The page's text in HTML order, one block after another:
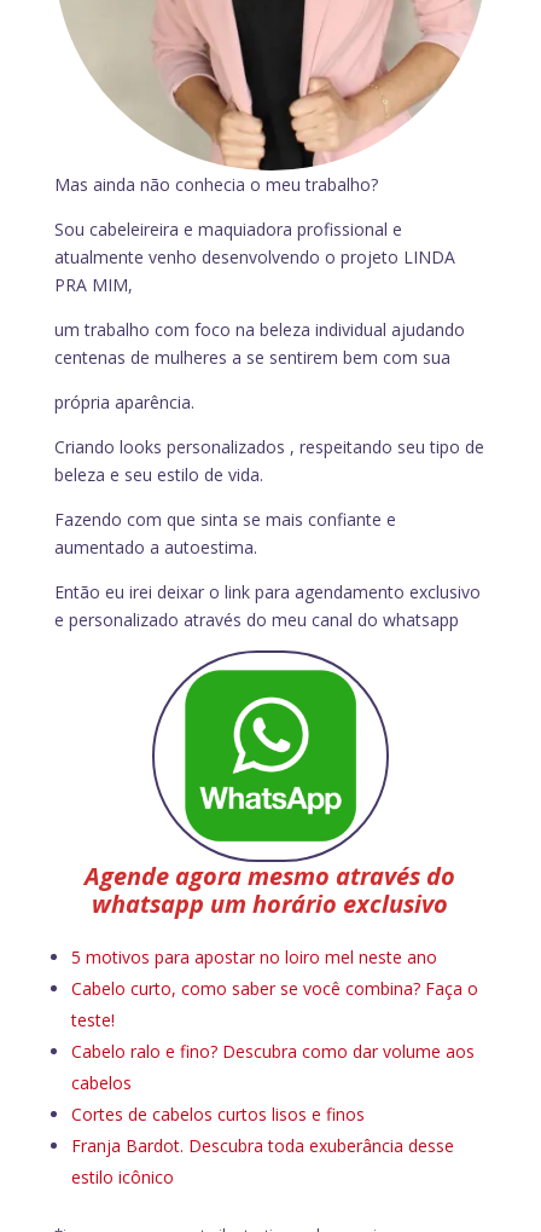
Mas ainda não conhecia o meu trabalho?
Sou cabeleireira e maquiadora profissional e
atualmente venho desenvolvendo o projeto LINDA
PRA MIM,
um trabalho com foco na beleza individual ajudando
centenas de mulheres a se sentirem bem com sua
própria aparência.
Criando looks personalizados , respeitando seu tipo de
beleza e seu estilo de vida.
Fazendo com que sinta se mais confiante e
aumentado a autoestima.
Então eu irei deixar o link para agendamento exclusivo
e personalizado através do meu canal do whatsapp
Agende agora mesmo através do
whatsapp um horário exclusivo
5 motivos para apostar no loiro mel neste ano
Cabelo curto, como saber se você combina? Faça o
teste!
Cabelo ralo e fino? Descubra como dar volume aos
cabelos
Cortes de cabelos curtos lisos e finos
Franja Bardot. Descubra toda exuberância desse
estilo icônico